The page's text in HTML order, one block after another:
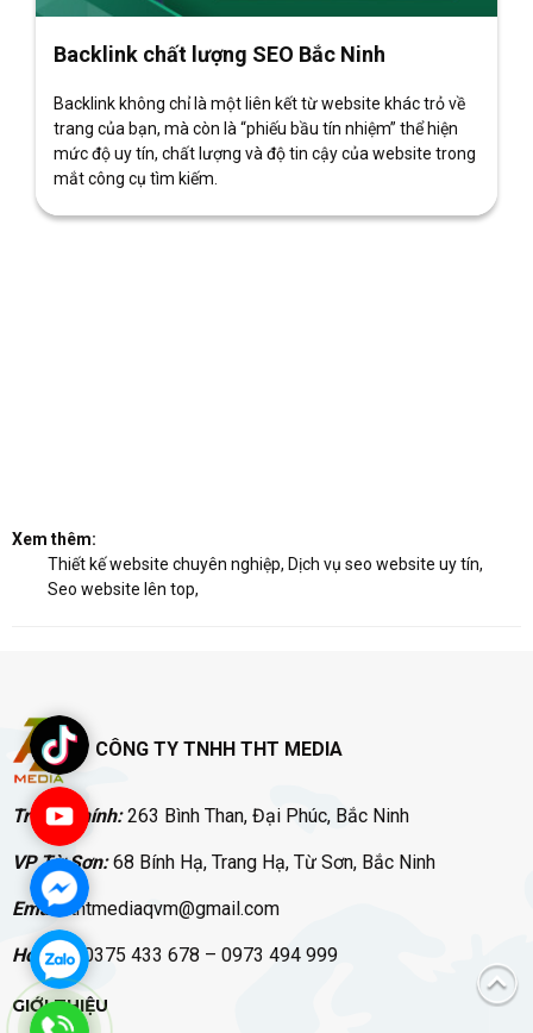
Backlink chất lượng SEO Bắc Ninh
Backlink không chỉ là một liên kết từ website khác trỏ về
trang của bạn, mà còn là “phiếu bầu tín nhiệm” thể hiện
mức độ uy tín, chất lượng và độ tin cậy của website trong
mắt công cụ tìm kiếm.
Xem thêm:
Thiết kế website chuyên nghiệp, Dịch vụ seo website uy tín,
Seo website lên top,
CÔNG TY TNHH THT MEDIA
Trụ sở chính: 263 Bình Than, Đại Phúc, Bắc Ninh
VP Từ Sơn:68 Bính Hạ, Trang Hạ, Từ Sơn, Bắc Ninh
Email:thtmediaqvm@gmail.com
Hotline:0375 433 678 – 0973 494 999
GIỚI THIỆU